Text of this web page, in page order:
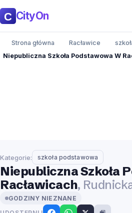
CityOn
Strona główna Racławice
Niepubliczna Szkoła Podstawowa W
Kategorie: szkoła podstawowa
Niepubliczna Szkoła
Racławicach,
GODZINY NIEZNANE